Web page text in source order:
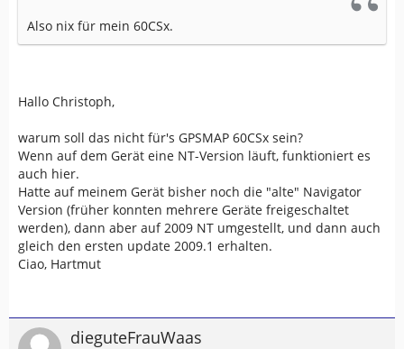
Also nix für mein 60CSx.
Hallo Christoph,
warum soll das nicht für's GPSMAP 60CSx sein?
Wenn auf dem Gerät eine NT-Version läuft, funktioniert es
auch hier.
Hatte auf meinem Gerät bisher noch die "alte" Navigator
Version (früher konnten mehrere Geräte freigeschaltet
werden), dann aber auf 2009 NT umgestellt, und dann auch
gleich den ersten update 2009.1 erhalten.
Ciao, Hartmut
dieguteFrauWaas